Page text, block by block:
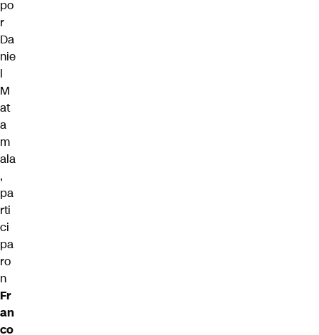
po
r
Da
nie
l
M
at
a
m
ala
,
pa
rti
ci
pa
ro
n
Fr
an
co